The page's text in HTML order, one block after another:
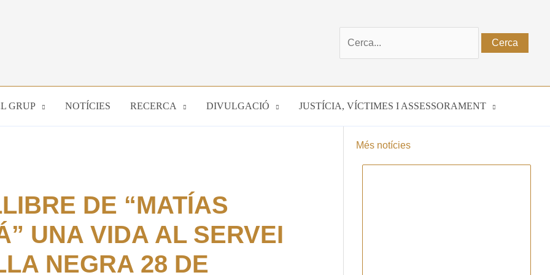
GRUP NOTÍCIES RECERCA DIVULGACIÓ JUSTÍCIA, VÍCTIMES I ASSESSORAMENT
DE “MATÍAS
UNA VIDA AL SERVEI
NEGRA 28 DE
Més notícies